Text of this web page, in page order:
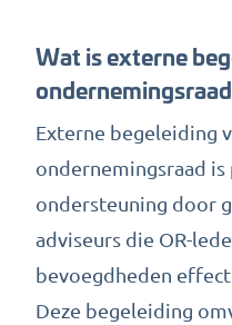
Wat is externe
Externe begeleiding
ondernemingsraad
ondersteuning door
adviseurs die OR-
bevoegdheden
Deze begeleiding